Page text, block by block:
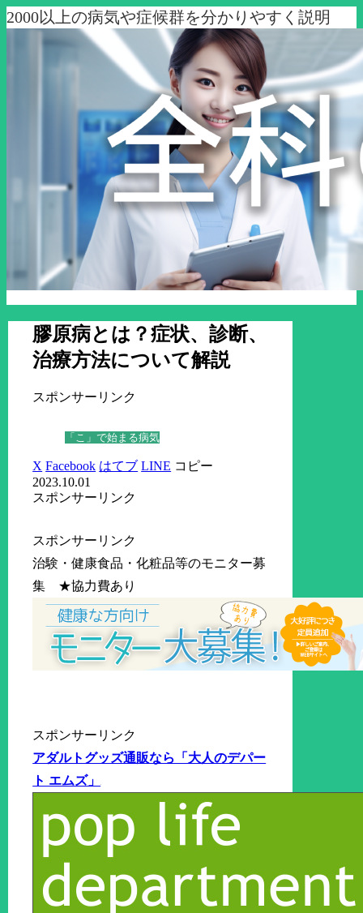
2000以上の病気や症候群を分かりやすく説明
膠原病とは？症状、診断、
治療方法について解説
スポンサーリンク
「こ」で始まる病気
X Facebook はてブ LINE コピー
2023.10.01
スポンサーリンク
スポンサーリンク
治験・健康食品・化粧品等のモニター募
集 ★協力費あり
スポンサーリンク
アダルトグッズ通販なら「大人のデパー
ト エムズ」